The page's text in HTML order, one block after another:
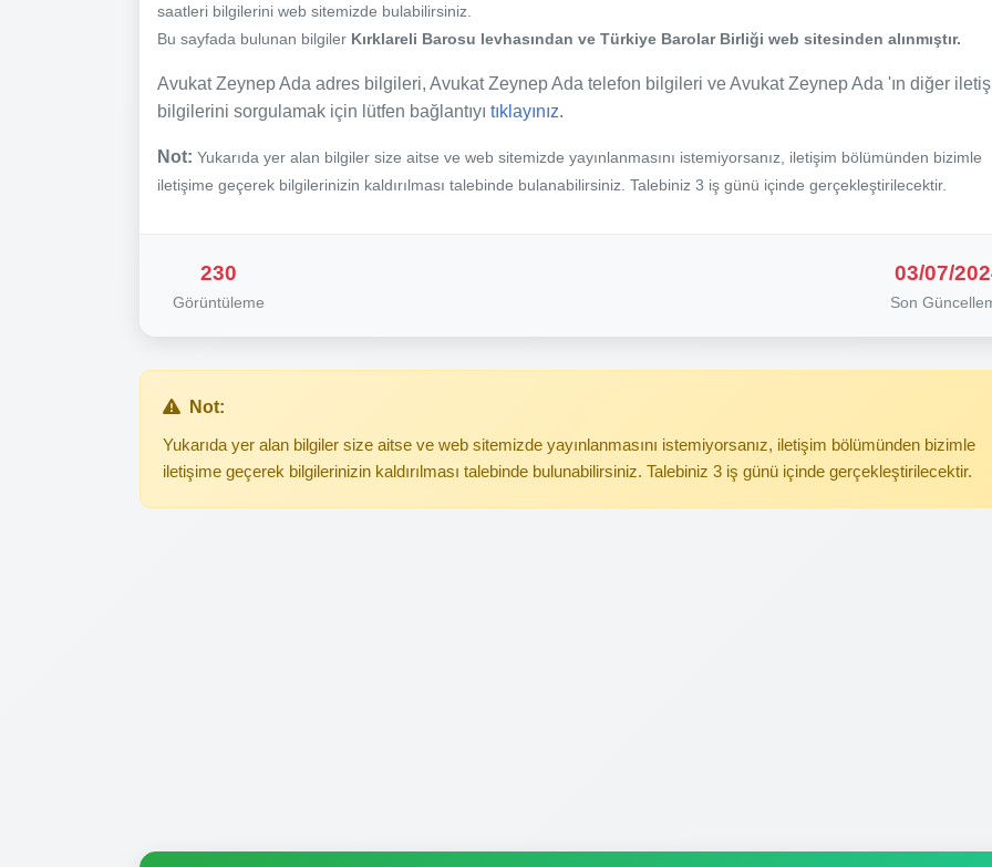
saatleri bilgilerini web sitemizde bulabilirsiniz.
Bu sayfada bulunan bilgiler Kırklareli Barosu levhasından ve Türkiye Barolar Birliği web sitesinden alınmıştır.
Avukat Zeynep Ada adres bilgileri, Avukat Zeynep Ada telefon bilgileri ve Avukat Zeynep Ada 'ın diğer
bilgilerini sorgulamak için lütfen bağlantıyı tıklayınız.
Not: Yukarıda yer alan bilgiler size aitse ve web sitemizde yayınlanmasını istemiyorsanız, iletişim bölümünden bizimle
iletişime geçerek bilgilerinizin kaldırılması talebinde bulanabilirsiniz. Talebiniz 3 iş günü içinde gerçekleştirilecektir.
230
Görüntüleme
03/07/
Son
Not:
Yukarıda yer alan bilgiler size aitse ve web sitemizde yayınlanmasını istemiyorsanız, iletişim bölümünden bizimle
iletişime geçerek bilgilerinizin kaldırılması talebinde bulunabilirsiniz. Talebiniz 3 iş günü içinde gerçekleştirilecektir.